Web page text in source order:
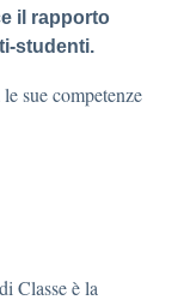
il rapporto
studenti.
sue competenze
Classe è la